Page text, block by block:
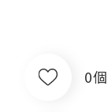
0